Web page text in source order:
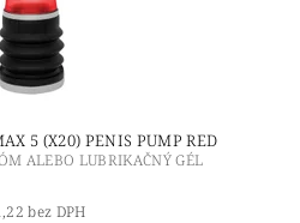
5 (X20) PENIS PUMP RED
ALEBO LUBRIKAČNÝ GÉL
bez DPH